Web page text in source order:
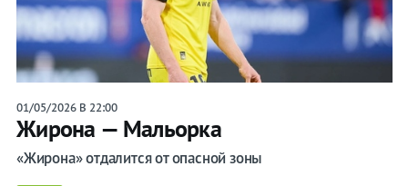
01/05/2026 В 22:00
Жирона — Мальорка
«Жирона» отдалится от опасной зоны